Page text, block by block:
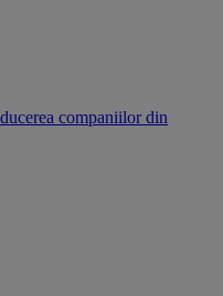
companiilor din